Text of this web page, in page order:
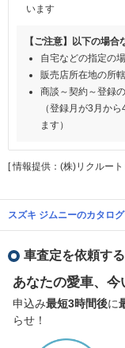
います
【ご注意】以下の場
自宅などの指定の
販売店所在地の所
商談～契約～登録
（登録月が3月か
ます）
[ 情報提供：(株)リクルート
スズキ ジムニーのカタロ
車査定を依頼する
あなたの愛車、今
申込み最短3時間後に
らせ！